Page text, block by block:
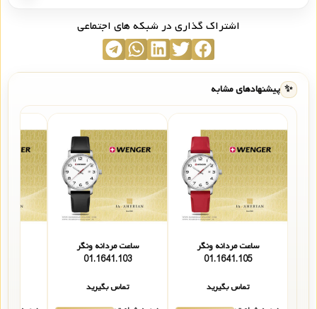
اشتراک گذاری در شبکه های اجتماعی
✨ پیشنهادهای مشابه
ساعت مردانه ونگر
01.1641.105
تماس بگیرید
ساعت مردانه ونگر
01.1641.103
تماس بگیرید